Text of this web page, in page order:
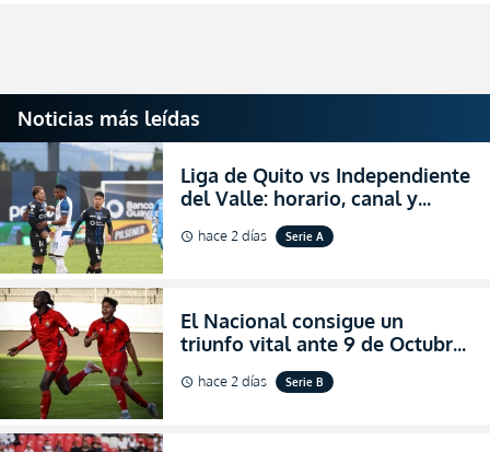
Noticias más leídas
Liga de Quito vs Independiente
del Valle: horario, canal y
dónde ver EN VIVO el
partidazo por la fecha 24 de la
schedule hace 2 días Serie A
El Nacional consigue un
triunfo vital ante 9 de Octubre
para encender la fe en la
salvación
schedule hace 2 días Serie B